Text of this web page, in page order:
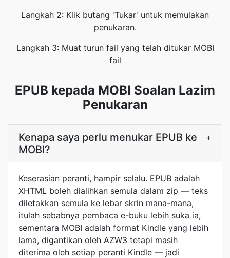
Langkah 2: Klik butang 'Tukar' untuk memulakan
penukaran.
Langkah 3: Muat turun fail yang telah ditukar MOBI
fail
EPUB kepada MOBI Soalan Lazim
Penukaran
Kenapa saya perlu menukar EPUB ke
MOBI?
+
Keserasian peranti, hampir selalu. EPUB adalah
XHTML boleh dialihkan semula dalam zip — teks
diletakkan semula ke lebar skrin mana-mana,
itulah sebabnya pembaca e-buku lebih suka ia,
sementara MOBI adalah format Kindle yang lebih
lama, digantikan oleh AZW3 tetapi masih
diterima oleh setiap peranti Kindle — jadi